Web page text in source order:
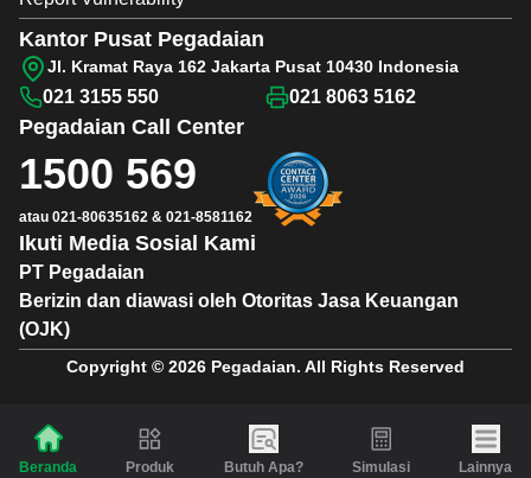
Beranda Produk Butuh Apa? Simulasi Lainnya
PT Pegadaian
Berizin dan diawasi oleh Otoritas Jasa Keuangan
(OJK)
Ikuti Media Sosial Kami
Pegadaian Call Center
1500 569
atau 021-80635162 & 021-8581162
Kantor Pusat Pegadaian
Jl. Kramat Raya 162 Jakarta Pusat 10430 Indonesia
021 3155 550 021 8063 5162
Copyright © 2026 Pegadaian. All Rights Reserved